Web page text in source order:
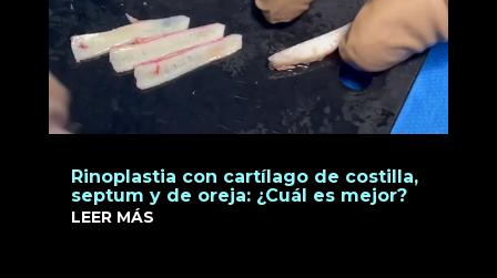
Rinoplastia con cartílago de costilla,
septum y de oreja: ¿Cuál es mejor?
LEER MÁS